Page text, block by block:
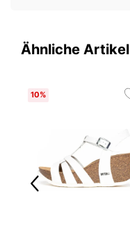
Ähnliche Artikel
10%